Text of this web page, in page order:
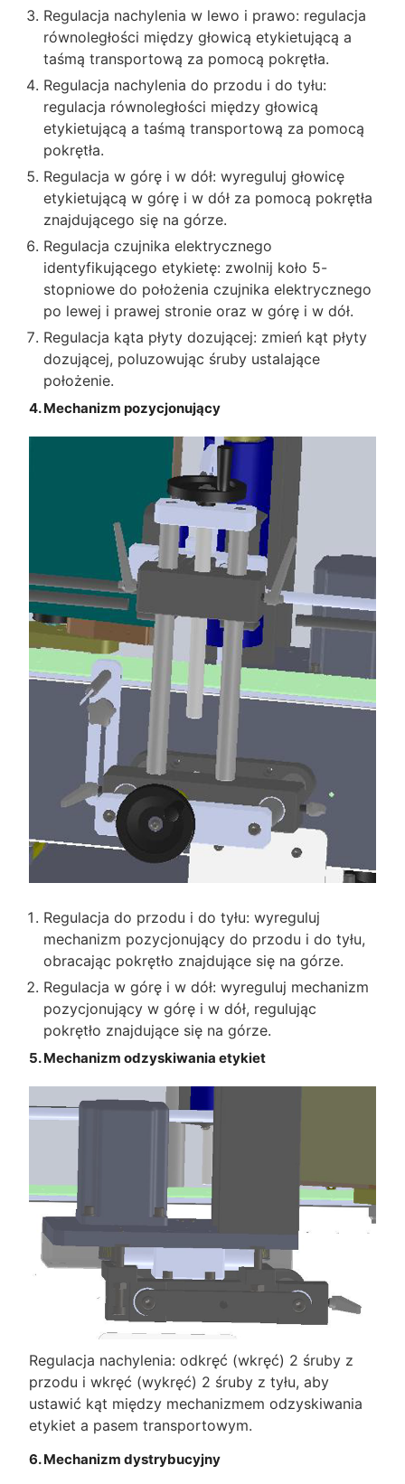
Regulacja nachylenia w lewo i prawo: regulacja
równoległości między głowicą etykietującą a
taśmą transportową za pomocą pokrętła.
Regulacja nachylenia do przodu i do tyłu:
regulacja równoległości między głowicą
etykietującą a taśmą transportową za pomocą
pokrętła.
Regulacja w górę i w dół: wyreguluj głowicę
etykietującą w górę i w dół za pomocą pokrętła
znajdującego się na górze.
Regulacja czujnika elektrycznego
identyfikującego etykietę: zwolnij koło 5-
stopniowe do położenia czujnika elektrycznego
po lewej i prawej stronie oraz w górę i w dół.
Regulacja kąta płyty dozującej: zmień kąt płyty
dozującej, poluzowując śruby ustalające
położenie.
4. Mechanizm pozycjonujący
Regulacja do przodu i do tyłu: wyreguluj
mechanizm pozycjonujący do przodu i do tyłu,
obracając pokrętło znajdujące się na górze.
Regulacja w górę i w dół: wyreguluj mechanizm
pozycjonujący w górę i w dół, regulując
pokrętło znajdujące się na górze.
5. Mechanizm odzyskiwania etykiet
Regulacja nachylenia: odkręć (wkręć) 2 śruby z
przodu i wkręć (wykręć) 2 śruby z tyłu, aby
ustawić kąt między mechanizmem odzyskiwania
etykiet a pasem transportowym.
6. Mechanizm dystrybucyjny